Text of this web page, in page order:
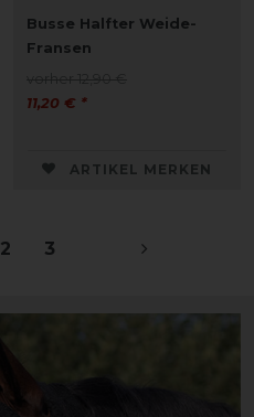
Busse Halfter Weide-
Fransen
11,20 € *
ARTIKEL MERKEN
2 3